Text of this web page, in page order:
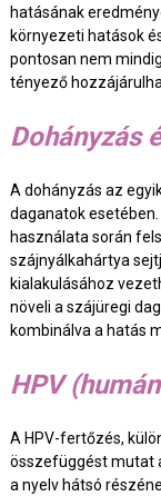
hatásának
környezeti hatások
pontosan nem
tényező
Dohányzás
A dohányzás az
daganatok
használata során
szájnyálkahártya
kialakulásához
növeli a szájüregi
kombinálva a hatás
HPV
A HPV-fertőzés,
összefüggést mutat
a nyelv hátsó